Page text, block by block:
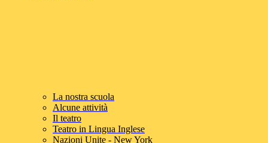
La nostra scuola
Alcune attività
Il teatro
Teatro in Lingua Inglese
Nazioni Unite - New York